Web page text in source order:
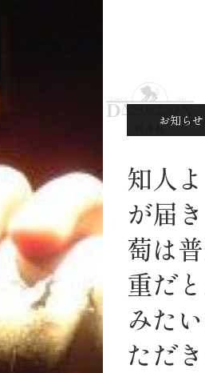
お知らせ
知人
が届
萄は
重だ
みた
ただ